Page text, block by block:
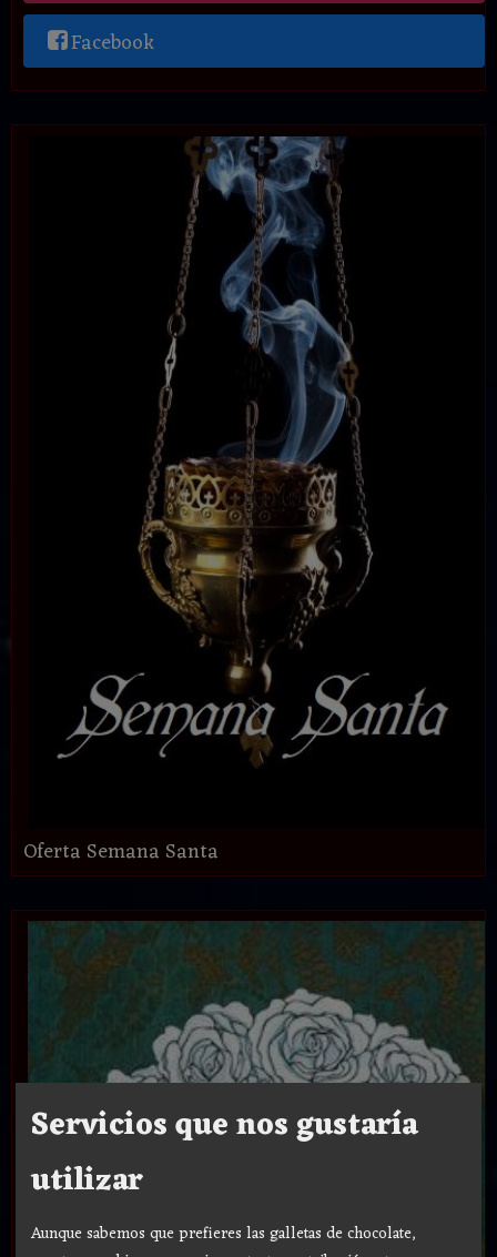
Facebook
Oferta Semana Santa
Servicios que nos gustaría
utilizar
Aunque sabemos que prefieres las galletas de chocolate,